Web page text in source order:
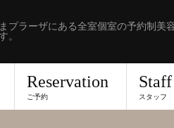
プラーザにある全室個室の予約制美
。
Reservation
ご予約
Staff
スタッフ